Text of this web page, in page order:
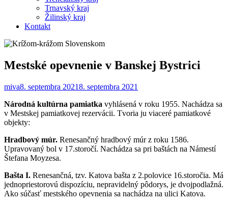
Trnavský kraj
Žilinský kraj
Kontakt
Mestské opevnenie v Banskej Bystrici
miva8. septembra 20218. septembra 2021
Národná kultúrna pamiatka vyhlásená v roku 1955. Nachádza sa
v Mestskej pamiatkovej rezervácii. Tvoria ju viaceré pamiatkové
objekty:
Hradbový múr. Renesančný hradbový múr z roku 1586.
Upravovaný bol v 17.storočí. Nachádza sa pri baštách na Námestí
Štefana Moyzesa.
Bašta I. Renesančná, tzv. Katova bašta z 2.polovice 16.storočia. Má
jednopriestorovú dispozíciu, nepravidelný pôdorys, je dvojpodlažná.
Ako súčasť mestského opevnenia sa nachádza na ulici Katova.